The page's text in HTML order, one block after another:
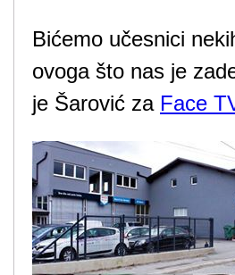
Bićemo učesnici
ovoga što nas je
je Šarović za Face